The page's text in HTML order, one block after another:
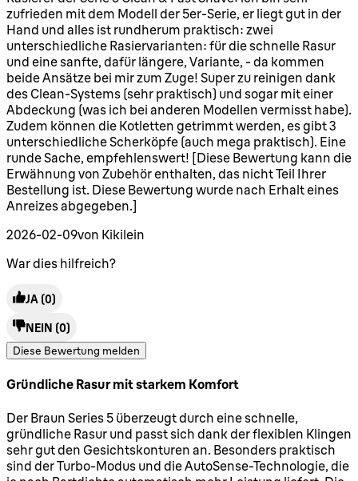
zufrieden mit dem Modell der 5er-Serie, er liegt gut in der
Hand und alles ist rundherum praktisch: zwei
unterschiedliche Rasiervarianten: für die schnelle Rasur
und eine sanfte, dafür längere, Variante, - da kommen
beide Ansätze bei mir zum Zuge! Super zu reinigen dank
des Clean-Systems (sehr praktisch) und sogar mit einer
Abdeckung (was ich bei anderen Modellen vermisst habe).
Zudem können die Kotletten getrimmt werden, es gibt 3
unterschiedliche Scherköpfe (auch mega praktisch). Eine
runde Sache, empfehlenswert! [Diese Bewertung kann die
Erwähnung von Zubehör enthalten, das nicht Teil Ihrer
Bestellung ist. Diese Bewertung wurde nach Erhalt eines
Anreizes abgegeben.]
2026-02-09von Kikilein
War dies hilfreich?
JA (0)
NEIN (0)
Diese Bewertung melden
Gründliche Rasur mit starkem Komfort
5 Sterne von maximal 5
Der Braun Series 5 überzeugt durch eine schnelle,
gründliche Rasur und passt sich dank der flexiblen Klingen
sehr gut den Gesichtskonturen an. Besonders praktisch
sind der Turbo-Modus und die AutoSense-Technologie, die